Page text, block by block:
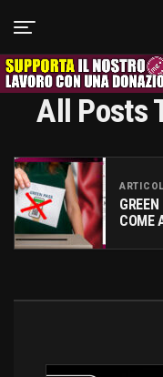
All Posts
ARTICOLI
COME